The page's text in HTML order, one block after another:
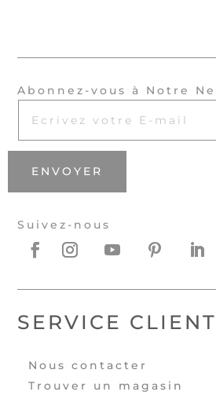
Abonnez-vous à Notre
ENVOYER
Suivez-nous
SERVICE
Nous contacter
Trouver un magasin